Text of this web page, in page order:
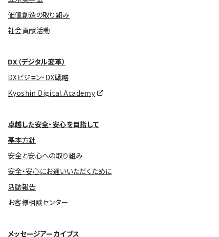
価値創造の取り組み
社会貢献活動
DX（デジタル変革）
DXビジョン・DX戦略
Kyoshin Digital Academy
卓越した安全・安心を目指して
基本方針
安全と安心への取り組み
安全・安心にお通いいただくために
活動報告
お客様相談センター
メッセージアーカイブス